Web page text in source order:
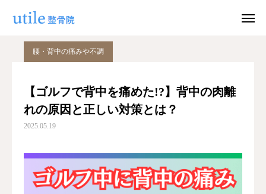
ブログ 【ゴルフで背中を痛めた!?】背中の肉離れの原因と正しい対策とは？
腰・背中の痛みや不調
【ゴルフで背中を痛めた!?】背中の肉離
れの原因と正しい対策とは？
2025.05.19
公式LINE
施術紹介